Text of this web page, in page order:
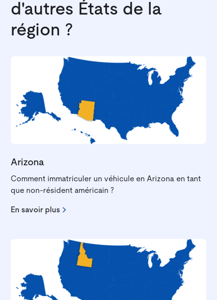
d'autres États de la
région ?
Arizona
Comment immatriculer un véhicule en Arizona en tant
que non-résident américain ?
En savoir plus